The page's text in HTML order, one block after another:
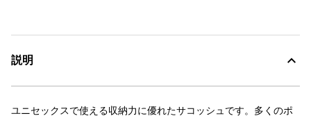
説明
ユニセックスで使える収納力に優れたサコッシュです。多くのポ